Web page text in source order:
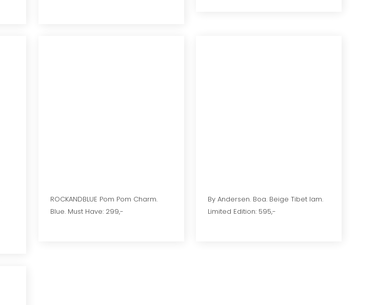
​ROCKANDBLUE Pom Pom Charm.
Blue. Must Have: 299,-
By Andersen. Boa. Beige Tibet lam.
Limited Edition: 595,-